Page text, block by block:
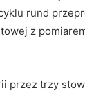
rund
z
przez trzy